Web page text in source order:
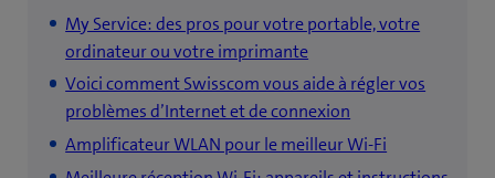
My Service: des pros pour votre portable, votre
ordinateur ou votre imprimante
Voici comment Swisscom vous aide à régler vos
problèmes d’Internet et de connexion
Amplificateur WLAN pour le meilleur Wi-Fi